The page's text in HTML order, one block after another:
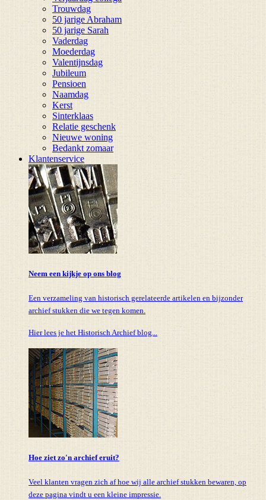
Trouwdag
50 jarige Abraham
50 jarige Sarah
Vaderdag
Moederdag
Valentijnsdag
Jubileum
Pensioen
Naamdag
Kerst
Sinterklaas
Relatie geschenk
Nieuwe woning
Bedankt zomaar
Klantenservice
Neem een kijkje op ons blog
Een verzameling van historisch gerelateerde artikelen en bijzonder
archief stukken die we tegen komen.
Hier lees je het Historisch Archief blog...
Hoe ziet zo'n archief eruit?
Veel klanten vragen zich af hoe wij alle archief stukken bewaren, op
deze pagina vindt u een kleine impressie.